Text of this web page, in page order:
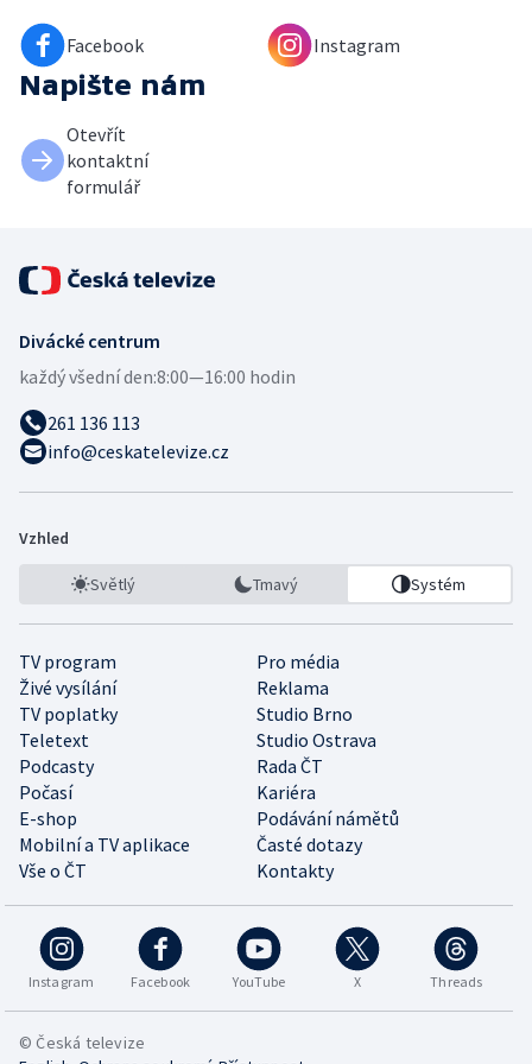
Facebook Instagram
Napište nám
Otevřít
kontaktní
formulář
Divácké centrum
každý všední den:8:00—16:00 hodin
261 136 113
info@ceskatelevize.cz
Vzhled
Světlý Tmavý Systém
TV program
Pro média
Živé vysílání
Reklama
TV poplatky
Studio Brno
Teletext
Studio Ostrava
Podcasty
Rada ČT
Počasí
Kariéra
E-shop
Podávání námětů
Mobilní a TV aplikace
Časté dotazy
Vše o ČT
Kontakty
Instagram Facebook YouTube X Threads
© Česká televize